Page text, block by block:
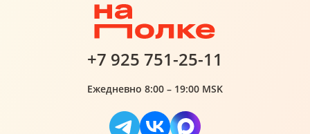
+7 925 751-25-11
Ежедневно 8:00 – 19:00 MSK